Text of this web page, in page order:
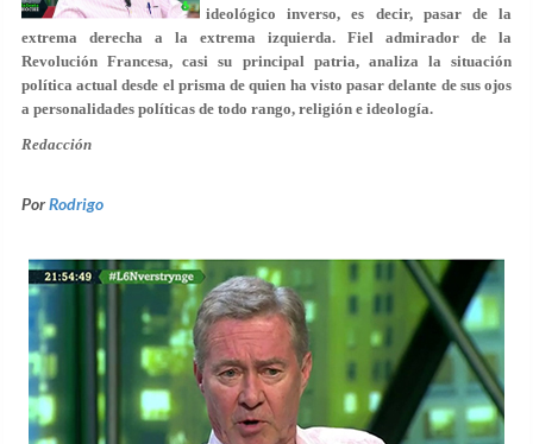
ideológico inverso, es decir, pasar de la
extrema derecha a la extrema izquierda. Fiel admirador de la
Revolución Francesa, casi su principal patria, analiza la situación
política actual desde el prisma de quien ha visto pasar delante de sus ojos
a personalidades políticas de todo rango, religión e ideología.
Redacción
PorRodrigo